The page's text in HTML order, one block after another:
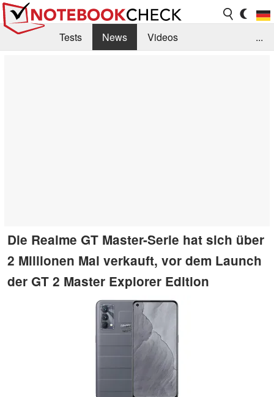
Tests News
Videos
...
Die Realme GT Master-Serie hat sich über
2 Millionen Mal verkauft, vor dem Launch
der GT 2 Master Explorer Edition